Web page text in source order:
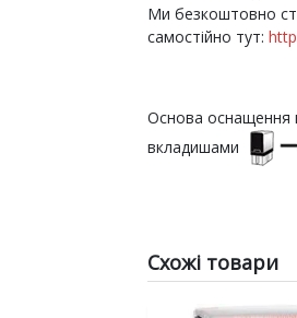
Ми безкоштовно
самостійно тут:
Основа оснащення
вкладишами
Схожі товари